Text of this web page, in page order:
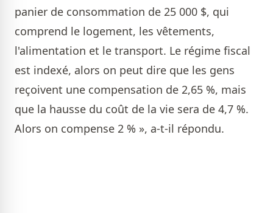
panier de consommation de 25 000 $, qui
comprend le logement, les vêtements,
l'alimentation et le transport. Le régime fiscal
est indexé, alors on peut dire que les gens
reçoivent une compensation de 2,65 %, mais
que la hausse du coût de la vie sera de 4,7 %.
Alors on compense 2 % », a-t-il répondu.